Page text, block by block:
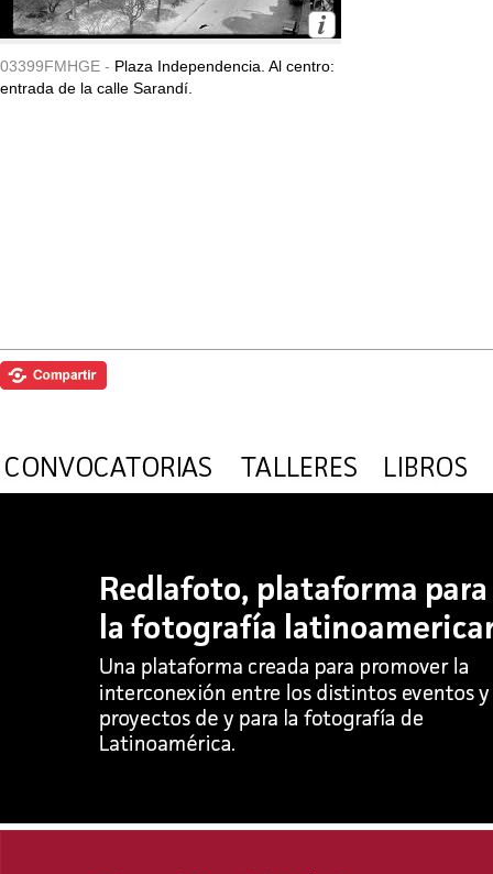
03399FMHGE - Plaza Independencia. Al centro:
entrada de la calle Sarandí.